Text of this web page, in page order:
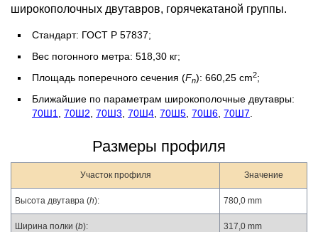
широкополочных двутавров, горячекатаной группы.
Стандарт: ГОСТ Р 57837;
Вес погонного метра: 518,30 кг;
Площадь поперечного сечения (Fn): 660,25 cm2;
Ближайшие по параметрам широкополочные двутавры:
70Ш1
70Ш2 70Ш3 70Ш4 70Ш5 70Ш6 70Ш7
Размеры профиля
Участок профиля Значение
Высота двутавра (h): 780,0 mm
Ширина полки (b): 317,0 mm